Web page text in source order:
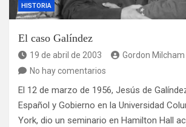
HISTORIA
El caso Galíndez
19 de abril de 2003
Gordon Milcham
No hay comentarios
El 12 de marzo de 1956, Jesús de
Español y Gobierno en la Universidad
York, dio un seminario en Hamilton Hall